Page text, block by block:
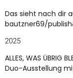
Das sieht nach dir
bautzner69/
2025
ALLES, WAS ÜBRIG
Duo-Ausstellung